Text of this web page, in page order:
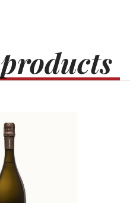
products